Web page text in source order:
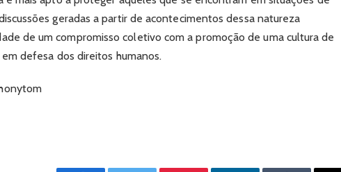
geradas a partir de acontecimentos dessa natureza
de um compromisso coletivo com a promoção de uma cultura de
defesa dos direitos humanos.